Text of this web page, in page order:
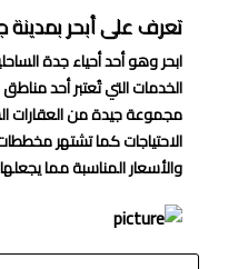
تعرف على أبحر بمدينة
ابحر وهو أحد أحياء جدة
الخدمات التي تُعتبر أحد
مجموعة جيدة من العقارات
الاحتياجات كما تشتهر مخططات
والأسعار المناسبة مما